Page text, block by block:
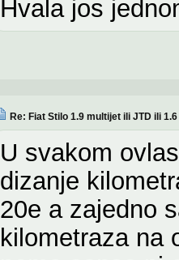
Hvala jos
Re: Fiat Stilo 1.9 multijet ili JTD ili
U svakom
dizanje
20e a zajedno
kilometraza na